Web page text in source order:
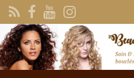
Search for: